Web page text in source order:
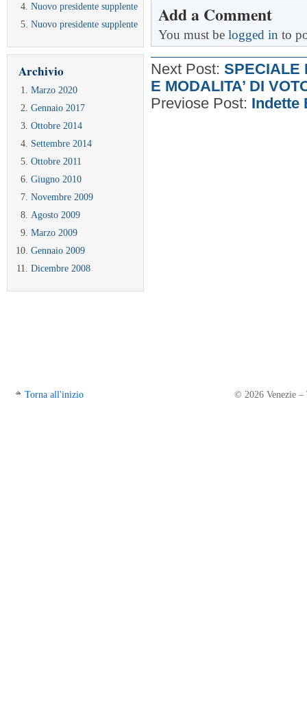
Nuovo presidente supplente
Nuovo presidente supplente
Archivio
Marzo 2020
Gennaio 2017
Ottobre 2014
Settembre 2014
Ottobre 2011
Giugno 2010
Novembre 2009
Agosto 2009
Marzo 2009
Gennaio 2009
Dicembre 2008
Add a Comment
You must be logged in to
Next Post: SPECIALE
E MODALITA’ DI
Previose Post: Indette
Torna all'inizio © 2026 Venezie